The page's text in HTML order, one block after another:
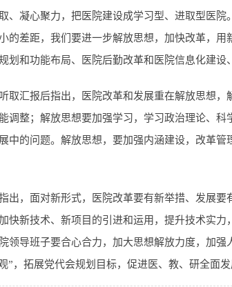
、凝心聚力，把医院建设成学习型、进取型医
的差距，我们要进一步解放思想，加快改革，
划和功能布局、医院后勤改革和医院信息化建设
取汇报后指出，医院改革和发展重在解放思想
调整；解放思想要加强学习，学习政治理论、
中的问题。解放思想，要加强内涵建设，改革
出，面对新形式，医院改革要有新举措、发展
快新技术、新项目的引进和运用，提升技术实
领导班子要合心合力，加大思想解放力度，加
”，拓展党代会规划目标，促进医、教、研全面发